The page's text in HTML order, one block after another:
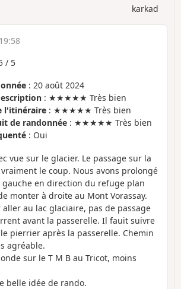
karkad
/ 5
: 20 août 2024
: ★★★★★ Très bien
l'itinéraire : ★★★★★ Très bien
de randonnée : ★★★★★ Très bien
: Oui
vue sur le glacier. Le passage sur la
le coup. Nous avons prolongé
gauche en direction du refuge plan
monter à droite au Mont Vorassay.
au lac glaciaire, pas de passage
avant la passerelle. Il fauit suivre
pierrier après la passerelle. Chemin
agréable.
sur le T M B au Tricot, moins
belle idée de rando.